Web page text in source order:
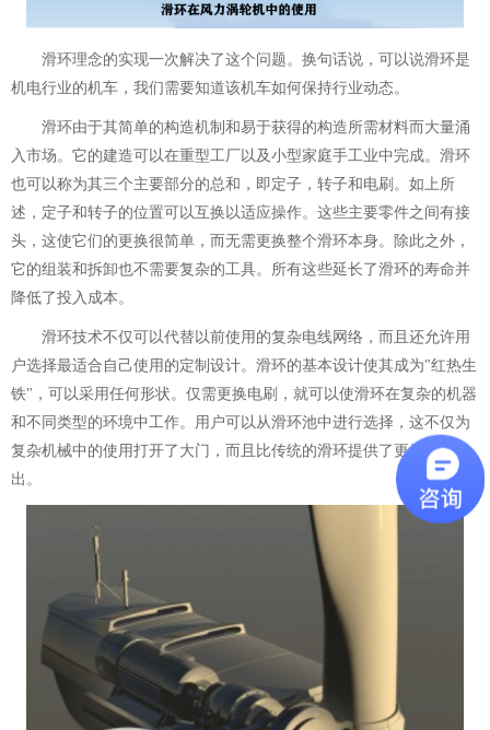
滑环理念的实现一次解决了这个问题。换句话说，可以说滑环是
机电行业的机车，我们需要知道该机车如何保持行业动态。
滑环由于其简单的构造机制和易于获得的构造所需材料而大量涌
入市场。它的建造可以在重型工厂以及小型家庭手工业中完成。滑环
也可以称为其三个主要部分的总和，即定子，转子和电刷。如上所
述，定子和转子的位置可以互换以适应操作。这些主要零件之间有接
头，这使它们的更换很简单，而无需更换整个滑环本身。除此之外，
它的组装和拆卸也不需要复杂的工具。所有这些延长了滑环的寿命并
降低了投入成本。
滑环技术不仅可以代替以前使用的复杂电线网络，而且还允许用
户选择最适合自己使用的定制设计。滑环的基本设计使其成为"红热生
铁"，可以采用任何形状。仅需更换电刷，就可以使滑环在复杂的机器
和不同类型的环境中工作。用户可以从滑环池中进行选择，这不仅为
复杂机械中的使用打开了大门，而且比传统的滑环提供了更好的输
出。